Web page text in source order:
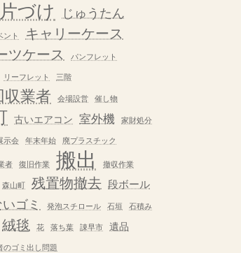
づけ じゅうたん
ント キャリーケース
ツケース パンフレット
リーフレット 三階
収業者 会場設営 催し物
古いエアコン 室外機 家財処分
示会 年末年始 廃プラスチック
者 復旧作業 搬出 撤収作業
森山町 残置物撤去 段ボール
ゴミ 発泡スチロール 石垣 石積み
絨毯 花 落ち葉 諌早市 遺品
のゴミ出し問題